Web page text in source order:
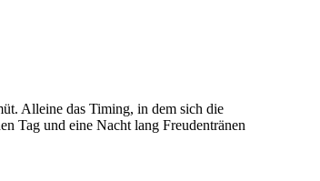
Alleine das Timing, in dem sich die
Tag und eine Nacht lang Freudentränen